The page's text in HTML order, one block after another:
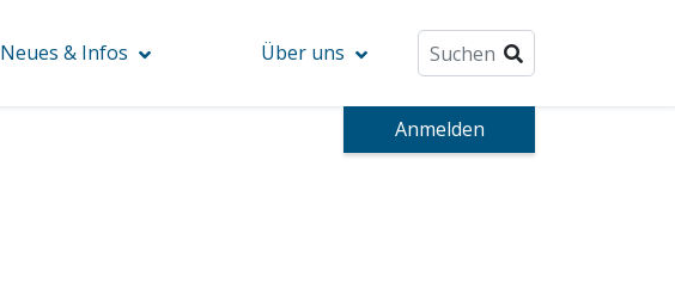
Neues & Infos Über uns
Anmelden